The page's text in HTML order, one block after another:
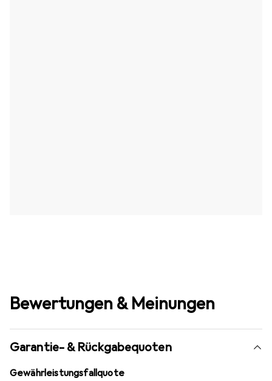
Bewertungen & Meinungen
Garantie- & Rückgabequoten
Gewährleistungsfallquote